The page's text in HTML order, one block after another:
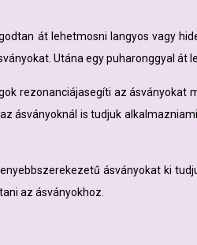
át lehetmosni langyos vagy
Utána egy puharonggyal át
rezonanciájasegíti az
ásványoknál is tudjuk
ásványokat ki
az ásványokhoz.